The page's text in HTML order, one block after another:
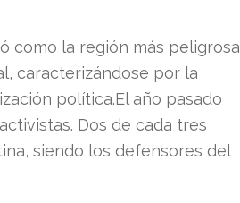
como la región más peligrosa
caracterizándose por la
política.El año pasado
Dos de cada tres
siendo los defensores del